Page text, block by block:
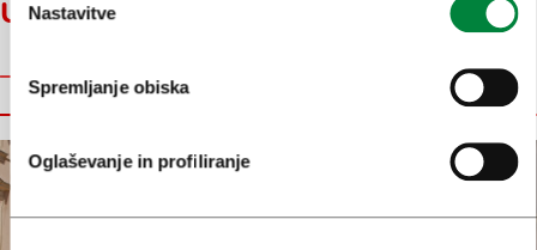
Nastavitve
Spremljanje obiska
Oglaševanje in profiliranje
USTVARJALNA ČETRT POLJANE
Ustvarjalna